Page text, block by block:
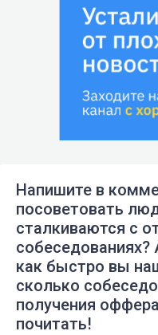
Напишите в
посоветовать
сталкиваются с
как быстро вы
сколько
получения
почитать!